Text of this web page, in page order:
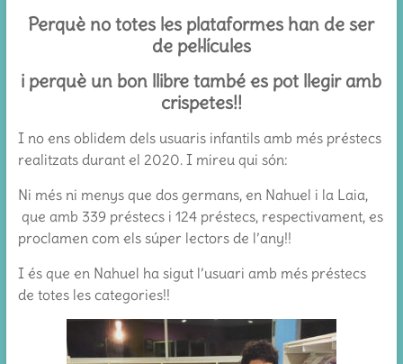
Perquè no totes les plataformes han de ser
de pel·lícules
i perquè un bon llibre també es pot llegir amb
crispetes!!
I no ens oblidem dels usuaris infantils amb més préstecs
realitzats durant el 2020. I mireu qui són:
Ni més ni menys que dos germans, en Nahuel i la Laia,
que amb 339 préstecs i 124 préstecs, respectivament, es
proclamen com els súper lectors de l’any!!
I és que en Nahuel ha sigut l’usuari amb més préstecs
de totes les categories!!